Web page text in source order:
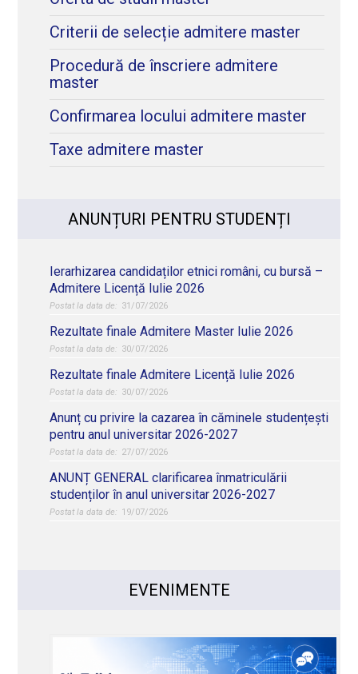
Criterii de selecție admitere master
Procedură de înscriere admitere
master
Confirmarea locului admitere master
Taxe admitere master
ANUNȚURI PENTRU STUDENȚI
Ierarhizarea candidaților etnici români, cu bursă –
Admitere Licență Iulie 2026
31/07/2026
Rezultate finale Admitere Master Iulie 2026
30/07/2026
Rezultate finale Admitere Licență Iulie 2026
30/07/2026
Anunț cu privire la cazarea în căminele studențești
pentru anul universitar 2026-2027
27/07/2026
ANUNȚ GENERAL clarificarea înmatriculării
studenților în anul universitar 2026-2027
19/07/2026
EVENIMENTE